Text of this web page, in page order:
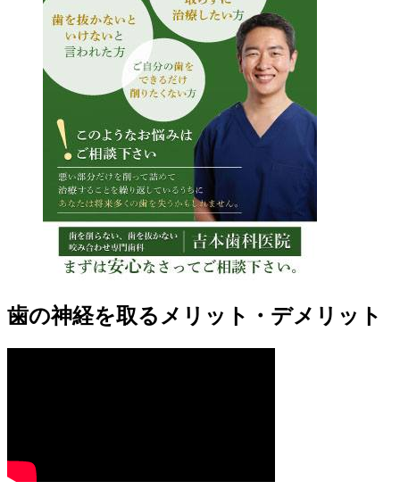
歯の神経を取るメリット・デメリット